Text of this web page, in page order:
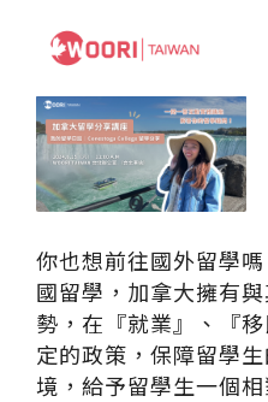
你也想前往國外留學
國留學，加拿大擁有
勢，在『就業』、『
定的政策，保障留學
境，給予留學生一個